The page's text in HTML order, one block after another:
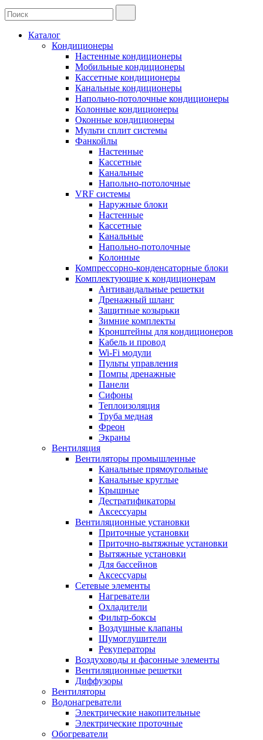
Каталог
Кондиционеры
Настенные кондиционеры
Мобильные кондиционеры
Кассетные кондиционеры
Канальные кондиционеры
Напольно-потолочные кондиционеры
Колонные кондиционеры
Оконные кондиционеры
Мульти сплит системы
Фанкойлы
Настенные
Кассетные
Канальные
Напольно-потолочные
VRF системы
Наружные блоки
Настенные
Кассетные
Канальные
Напольно-потолочные
Колонные
Компрессорно-конденсаторные блоки
Комплектующие к кондиционерам
Антивандальные решетки
Дренажный шланг
Защитные козырьки
Зимние комплекты
Кронштейны для кондиционеров
Кабель и провод
Wi-Fi модули
Пульты управления
Помпы дренажные
Панели
Сифоны
Теплоизоляция
Труба медная
Фреон
Экраны
Вентиляция
Вентиляторы промышленные
Канальные прямоугольные
Канальные круглые
Крышные
Дестратификаторы
Аксессуары
Вентиляционные установки
Приточные установки
Приточно-вытяжные установки
Вытяжные установки
Для бассейнов
Аксессуары
Сетевые элементы
Нагреватели
Охладители
Фильтр-боксы
Воздушные клапаны
Шумоглушители
Рекуператоры
Воздуховоды и фасонные элементы
Вентиляционные решетки
Диффузоры
Вентиляторы
Водонагреватели
Электрические накопительные
Электрические проточные
Обогреватели